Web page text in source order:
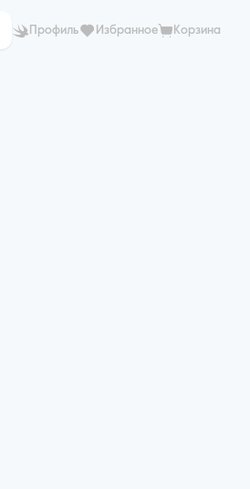
Профиль Избранное Корзина